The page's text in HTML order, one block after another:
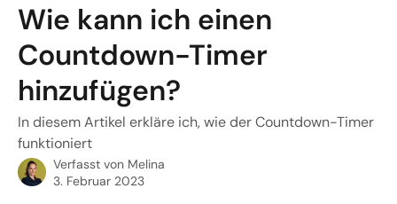
Wie kann ich einen
Countdown-Timer
hinzufügen?
In diesem Artikel erkläre ich, wie der Countdown-Timer
funktioniert
Verfasst von Melina
3. Februar 2023